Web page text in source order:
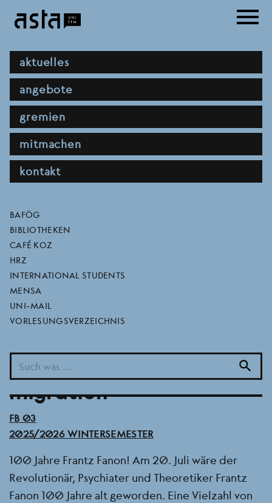
zum
hauptnavigation
aktuelles
angebote
gremien
mitmachen
kontakt
direktlinks
BAFÖG
BIBLIOTHEKEN
CAFÉ KOZ
HRZ
INTERNATIONAL STUDENTS
MENSA
UNI-MAIL
VORLESUNGSVERZEICHNIS
search
menu
100 jahre frantz fanon -
zwischen revolutionärer
rassismus-kritik &
aktuellen perspektiven
auf geschlecht,
sexualität, identität und
migration
BEREICH
FB 03
SEMESTER
2025/2026 WINTERSEMESTER
100 Jahre Frantz Fanon! Am 20. Juli wäre der
Revolutionär, Psychiater und Theoretiker Frantz
Fanon 100 Jahre alt geworden. Eine Vielzahl von